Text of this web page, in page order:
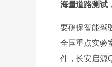
海量道路测试
要确保智能驾
全国重点实验
件，长安启源